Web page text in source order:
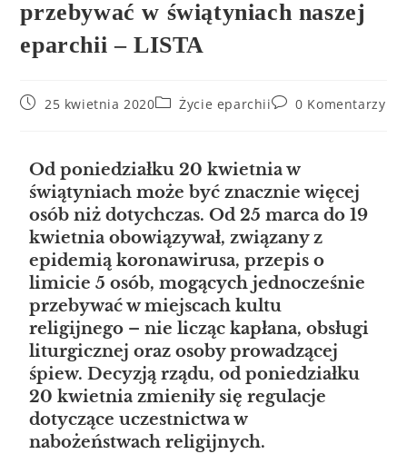
przebywać w świątyniach naszej
eparchii – LISTA
25 kwietnia 2020 Życie eparchii 0 Komentarzy
Od poniedziałku 20 kwietnia w
świątyniach może być znacznie więcej
osób niż dotychczas. Od 25 marca do 19
kwietnia obowiązywał, związany z
epidemią koronawirusa, przepis o
limicie 5 osób, mogących jednocześnie
przebywać w miejscach kultu
religijnego – nie licząc kapłana, obsługi
liturgicznej oraz osoby prowadzącej
śpiew. Decyzją rządu, od poniedziałku
20 kwietnia zmieniły się regulacje
dotyczące uczestnictwa w
nabożeństwach religijnych.